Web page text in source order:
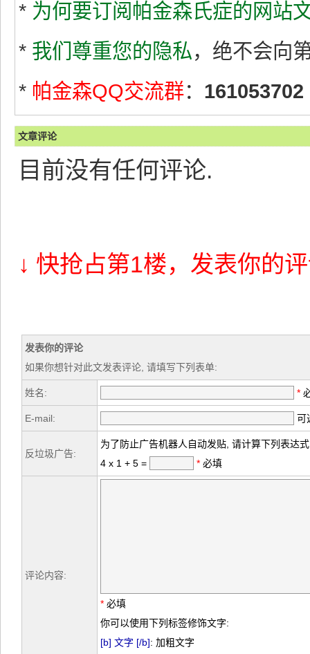
* 为何要订阅帕金森氏症的网站
* 我们尊重您的隐私，绝不会向
* 帕金森QQ交流群： 161053702
文章评论
目前没有任何评论.
↓ 快抢占第1楼，发表你的
发表你的评论
如果你想针对此文发表评论, 请填写下列表单:
姓名: *
E-mail: 可
反垃圾广告:
为了防止广告机器人自动发贴, 请计算下列表达
4 x 1 + 5 =
*必填
评论内容:
*必填
你可以使用下列标签修饰文字:
[b] 文字 [/b]: 加粗文字